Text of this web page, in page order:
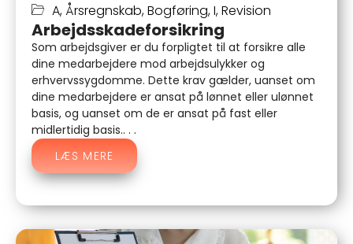
A, Årsregnskab,Bogføring,I,Revision
Arbejdsskadeforsikring
Som arbejdsgiver er du forpligtet til at forsikre alle
dine medarbejdere mod arbejdsulykker og
erhvervssygdomme. Dette krav gælder, uanset om
dine medarbejdere er ansat på lønnet eller ulønnet
basis, og uanset om de er ansat på fast eller
midlertidig basis.. . .
LÆS MERE